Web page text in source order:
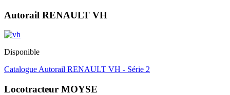
Autorail RENAULT VH
Disponible
Catalogue Autorail RENAULT VH - Série 2
Locotracteur MOYSE